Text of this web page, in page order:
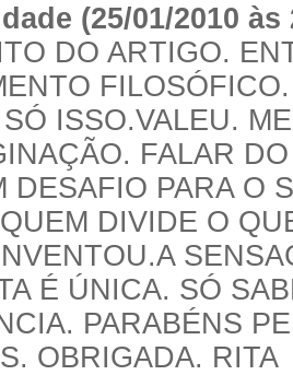
(25/01/2010
DO ARTIGO.
ISSO.VALEU.
FALAR
DESAFIO PARA O
DIVIDE O
É ÚNICA. SÓ
PARABÉNS
OBRIGADA. RITA